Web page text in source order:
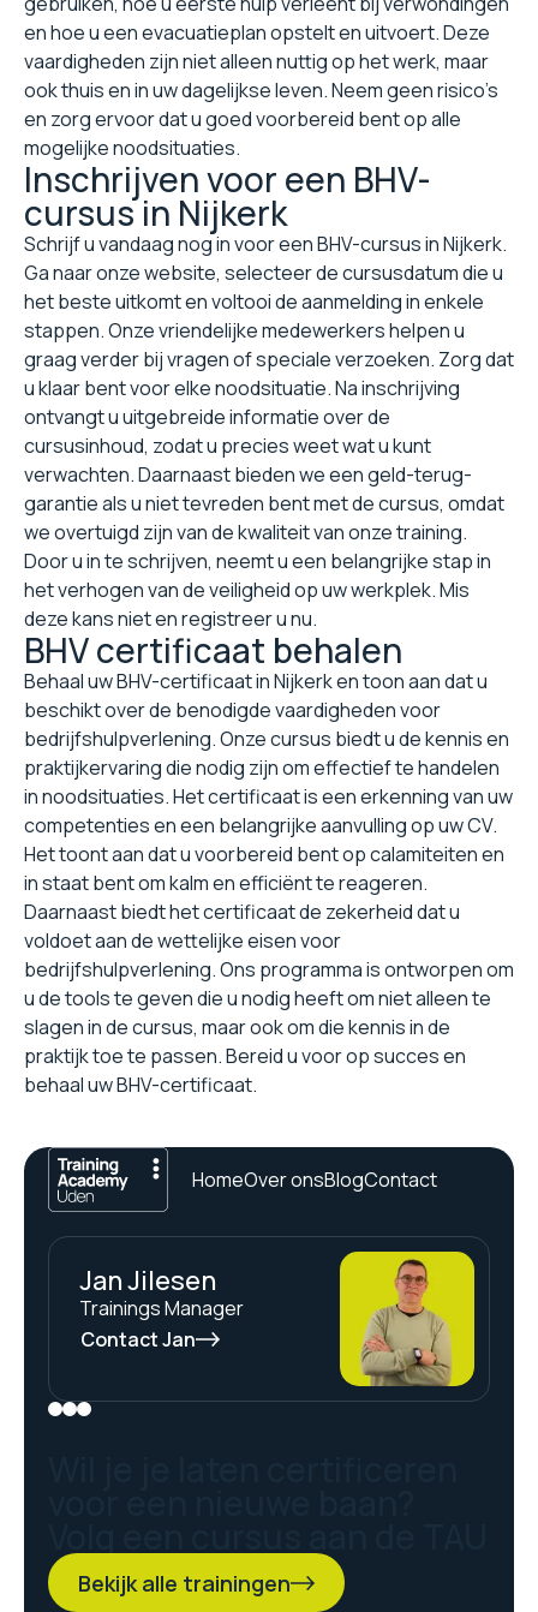
en hoe u een evacuatieplan opstelt en uitvoert. Deze
vaardigheden zijn niet alleen nuttig op het werk, maar
ook thuis en in uw dagelijkse leven. Neem geen risico's
en zorg ervoor dat u goed voorbereid bent op alle
mogelijke noodsituaties.
Inschrijven voor een BHV-
cursus in Nijkerk
Schrijf u vandaag nog in voor een BHV-cursus in Nijkerk.
Ga naar onze website, selecteer de cursusdatum die u
het beste uitkomt en voltooi de aanmelding in enkele
stappen. Onze vriendelijke medewerkers helpen u
graag verder bij vragen of speciale verzoeken. Zorg dat
u klaar bent voor elke noodsituatie. Na inschrijving
ontvangt u uitgebreide informatie over de
cursusinhoud, zodat u precies weet wat u kunt
verwachten. Daarnaast bieden we een geld-terug-
garantie als u niet tevreden bent met de cursus, omdat
we overtuigd zijn van de kwaliteit van onze training.
Door u in te schrijven, neemt u een belangrijke stap in
het verhogen van de veiligheid op uw werkplek. Mis
deze kans niet en registreer u nu.
BHV certificaat behalen
Behaal uw BHV-certificaat in Nijkerk en toon aan dat u
beschikt over de benodigde vaardigheden voor
bedrijfshulpverlening. Onze cursus biedt u de kennis en
praktijkervaring die nodig zijn om effectief te handelen
in noodsituaties. Het certificaat is een erkenning van uw
competenties en een belangrijke aanvulling op uw CV.
Het toont aan dat u voorbereid bent op calamiteiten en
in staat bent om kalm en efficiënt te reageren.
Daarnaast biedt het certificaat de zekerheid dat u
voldoet aan de wettelijke eisen voor
bedrijfshulpverlening. Ons programma is ontworpen om
u de tools te geven die u nodig heeft om niet alleen te
slagen in de cursus, maar ook om die kennis in de
praktijk toe te passen. Bereid u voor op succes en
behaal uw BHV-certificaat.
HomeOver onsBlogContact
Jan Jilesen
Trainings Manager
Contact Jan
Bekijk alle trainingen